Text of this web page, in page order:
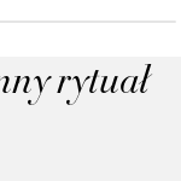
rytuał